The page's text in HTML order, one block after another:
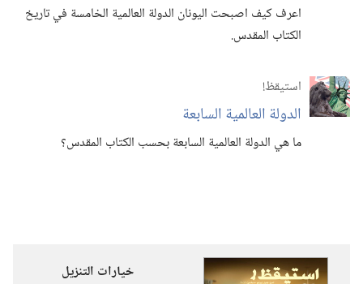
اعرف كيف اصبحت اليونان الدولة العالمية الخامسة في تاريخ
الكتاب المقدس.‏
استيقظ‏!‏
الدولة العالمية السابعة
ما هي الدولة العالمية السابعة بحسب الكتاب المقدس؟‏
خيارات التنزيل